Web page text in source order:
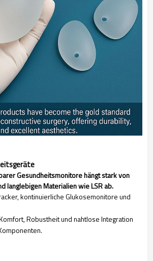
Gesundheitsmonitore hängt stark von
langlebigen Materialien wie LSR ab.
kontinuierliche Glukosemonitore und
Robustheit und nahtlose Integration